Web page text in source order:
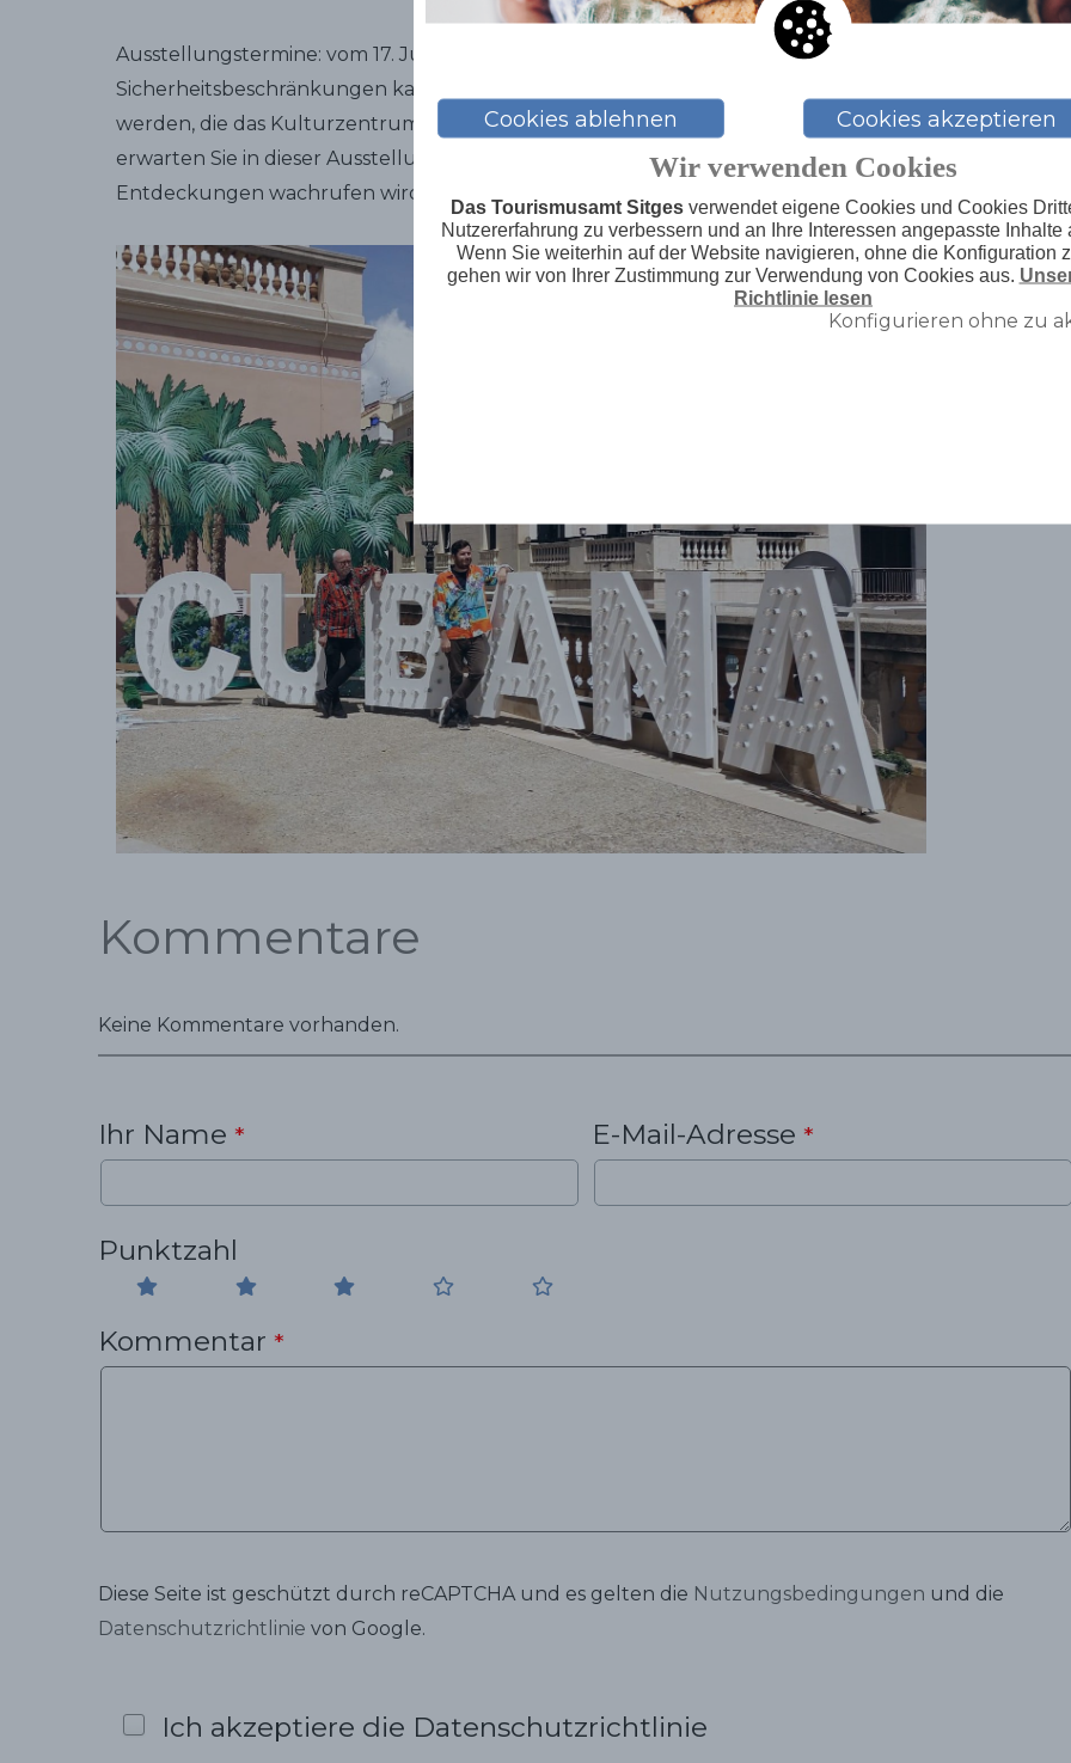
Ausstellungstermine: vom 17. Juni bis 26. September. Und nach den aktuellen
Sicherheitsbeschränkungen kann sie in Gruppen von jeweils 20 Personen besucht
werden, die das Kulturzentrum Miramar im Abstand von 15 Minuten betreten. Wir
erwarten Sie in dieser Ausstellung, die Emotionen, Erinnerungen ... und
Entdeckungen wachrufen wird.
Kommentare
Keine Kommentare vorhanden.
Ihr Name * E-Mail-Adresse *
Punktzahl
Kommentar *
Diese Seite ist geschützt durch reCAPTCHA und es gelten die Nutzungsbedingungen und die
Datenschutzrichtlinie von Google.
Ich akzeptiere die Datenschutzrichtlinie
Cookies ablehnen Cookies akzeptieren
Wir verwenden Cookies
Das Tourismusamt Sitges verwendet eigene Cookies und Cookies
Nutzererfahrung zu verbessern und an Ihre Interessen angepasste Inhalte
Wenn Sie weiterhin auf der Website navigieren, ohne die Konfiguration
gehen wir von Ihrer Zustimmung zur Verwendung von Cookies aus.
Richtlinie lesen
Konfigurieren ohne zu